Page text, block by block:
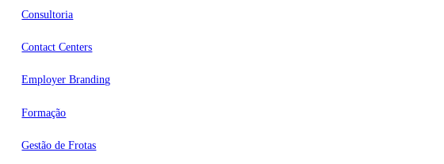
Consultoria
Contact Centers
Employer Branding
Formação
Gestão de Frotas